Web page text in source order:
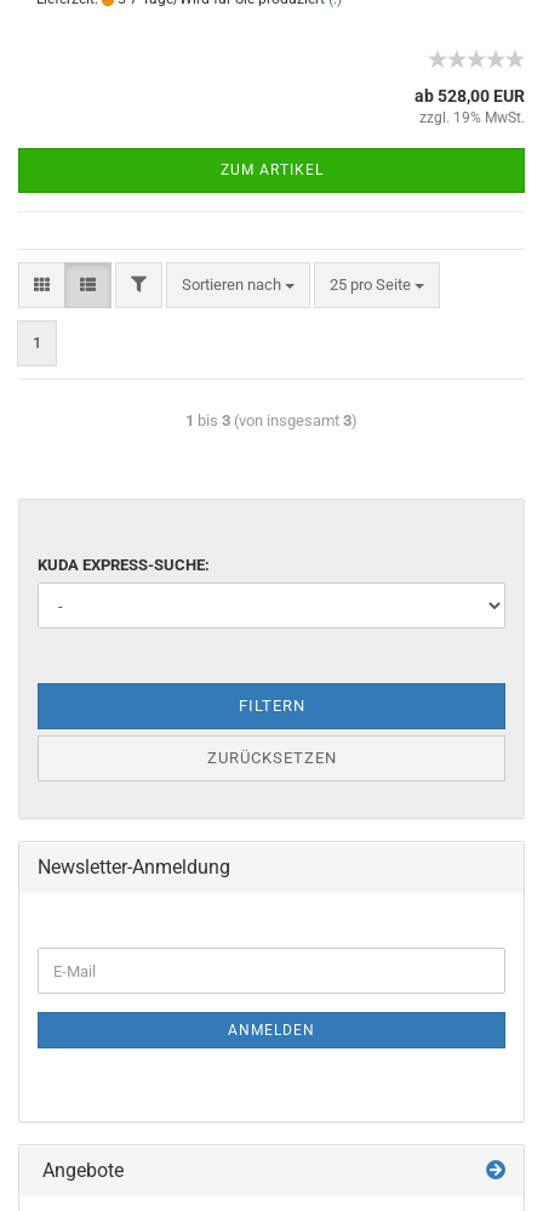
ab 528,00 EUR
zzgl. 19% MwSt.
ZUM ARTIKEL
Sortieren nach 25 pro Seite
1
1 bis 3 (von insgesamt 3)
KUDA EXPRESS-SUCHE:
FILTERN
ZURÜCKSETZEN
Newsletter-Anmeldung
ANMELDEN
Angebote